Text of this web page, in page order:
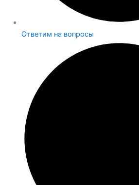
Ответим на вопросы